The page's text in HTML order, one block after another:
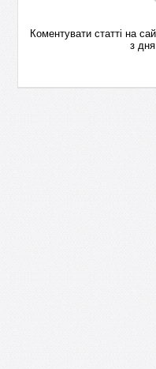
Коментувати статті на
з дня